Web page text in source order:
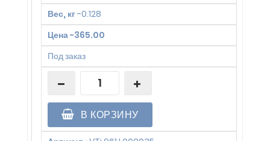
Вес, кг-0.128
Цена-365.00
Под заказ
В КОРЗИНУ